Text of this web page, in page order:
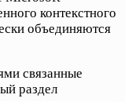
контекстного
объединяются
связанные
раздел